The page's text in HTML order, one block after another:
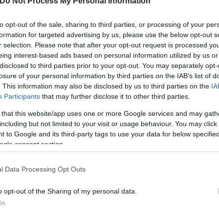
opt-out of the sale, sharing to third parties, or processing of your
for targeted advertising by us, please use the below opt-out
selection. Please note that after your opt-out request is processed
interest-based ads based on personal information utilized by us
to third parties prior to your opt-out. You may separately
of your personal information by third parties on the IAB’s list of
This information may also be disclosed by us to third parties on the
Participants that may further disclose it to other third parties.
that this website/app uses one or more Google services and may
but not limited to your visit or usage behaviour. You may
to Google and its third-party tags to use your data for below
consent section.
Data Processing Opt Outs
opt-out of the Sharing of my personal data.
αλιεία στη Βόρεια Ελλάδα
Ποινή 4 ετών σε Γιώργο Σαββίδη- Έφεση με
με αναστολή για καρδιολόγο - Ζητούσε
αβοήθητο σε δρόμο της Τούμπας - Συνελήφθη
δεύτερο τμήμα της γέφυρας Πανοράματος για το